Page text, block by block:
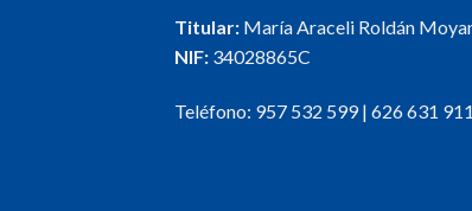
Titular: María Araceli Roldán
NIF: 34028865C
Teléfono: 957 532 599| 626 631 911